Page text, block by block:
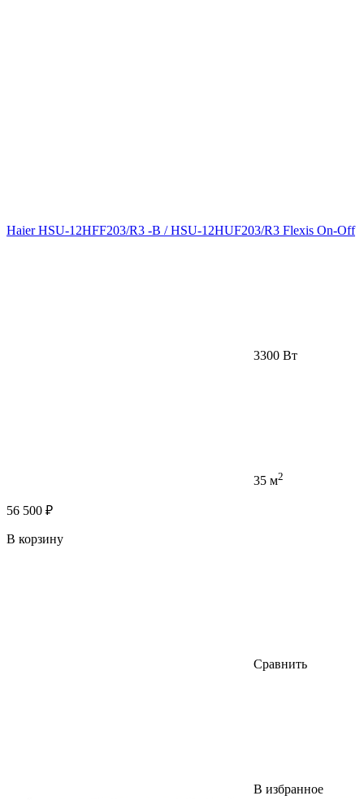
Haier HSU-12HFF203/R3 -B / HSU-12HUF203/R3 Flexis On-Off
3300 Вт
35 м2
56 500 ₽
В корзину
Сравнить
В избранное